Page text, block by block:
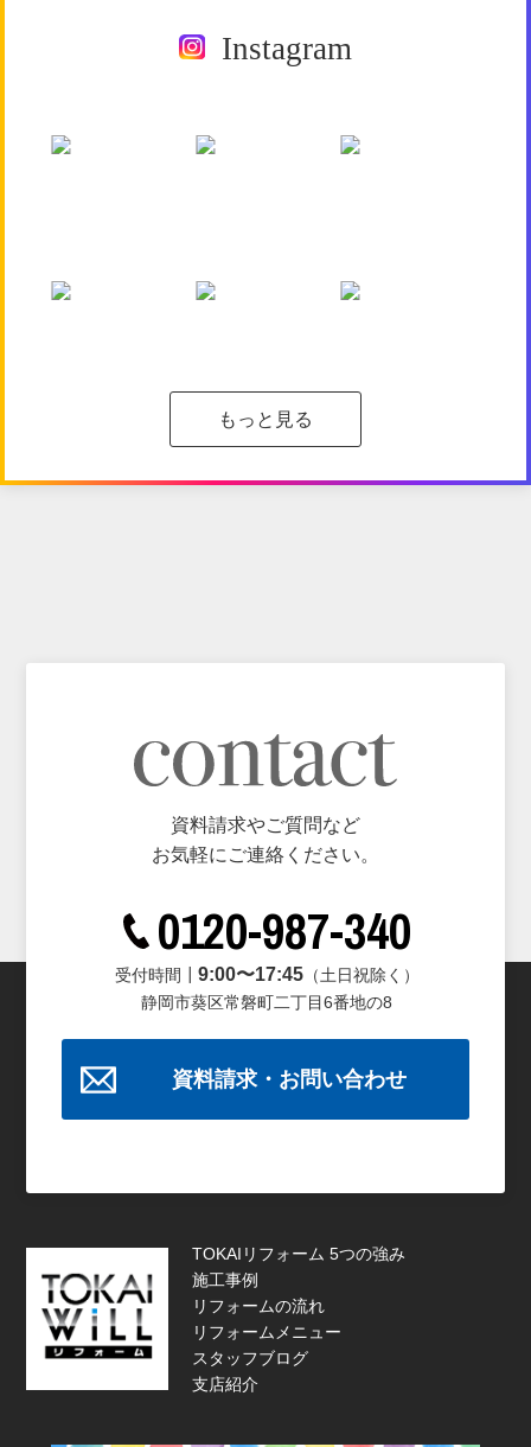
Instagram
もっと見る
資料請求やご質問など
お気軽にご連絡ください。
0120-987-340
受付時間┃ 9:00〜17:45（土日祝除く）
静岡市葵区常磐町二丁目6番地の8
資料請求・お問い合わせ
TOKAIリフォーム 5つの強み
施工事例
リフォームの流れ
リフォームメニュー
スタッフブログ
支店紹介